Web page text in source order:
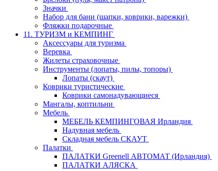
Значки
Набор для бани (шапки, коврики, варежки)
Фляжки подарочные
11. ТУРИЗМ и КЕМПИНГ
Аксессуары для туризма
Веревка
Жилеты страховочные
Инструменты (лопаты, пилы, топоры)
Лопаты (скаут)
Коврики туристические
Коврики самонадувающиеся
Мангалы, коптильни
Мебель
МЕБЕЛЬ КЕМПИНГОВАЯ Ирландия
Надувная мебель
Складная мебель СКАУТ
Палатки
ПАЛАТКИ Greenell АВТОМАТ (Ирландия)
ПАЛАТКИ АЛЯСКА